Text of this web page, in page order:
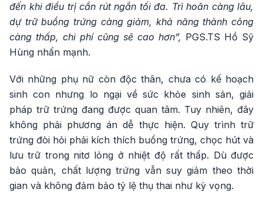
đến khi điều trị cần rút ngắn tối đa. Trì hoãn càng lâu,
dự trữ buồng trứng càng giảm, khả năng thành công
càng thấp, chi phí cũng sẽ cao hơn”, PGS.TS Hồ Sỹ
Hùng nhấn mạnh.
Với những phụ nữ còn độc thân, chưa có kế hoạch
sinh con nhưng lo ngại về sức khỏe sinh sản, giải
pháp trữ trứng đang được quan tâm. Tuy nhiên, đây
không phải phương án dễ thực hiện. Quy trình trữ
trứng đòi hỏi phải kích thích buồng trứng, chọc hút và
lưu trữ trong nitơ lỏng ở nhiệt độ rất thấp. Dù được
bảo quản, chất lượng trứng vẫn suy giảm theo thời
gian và không đảm bảo tỷ lệ thụ thai như kỳ vọng.